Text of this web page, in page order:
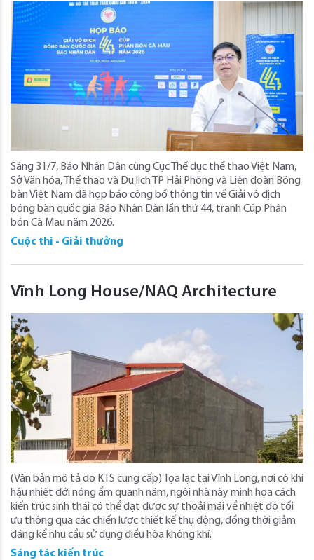
Sáng 31/7, Báo Nhân Dân cùng Cục Thể dục thể thao Việt Nam,
Sở Văn hóa, Thể thao và Du lịch TP Hải Phòng và Liên đoàn Bóng
bàn Việt Nam đã họp báo công bố thông tin về Giải vô địch
bóng bàn quốc gia Báo Nhân Dân lần thứ 44, tranh Cúp Phân
bón Cà Mau năm 2026.
Cuộc thi - Giải thưởng
Vĩnh Long House/NAQ Architecture
(Văn bản mô tả do KTS cung cấp) Tọa lạc tại Vĩnh Long, nơi có khí
hậu nhiệt đới nóng ẩm quanh năm, ngôi nhà này minh họa cách
kiến ​​trúc sinh thái có thể đạt được sự thoải mái về nhiệt độ tối
ưu thông qua các chiến lược thiết kế thụ động, đồng thời giảm
đáng kể nhu cầu sử dụng điều hòa không khí.
Sáng tác kiến trúc